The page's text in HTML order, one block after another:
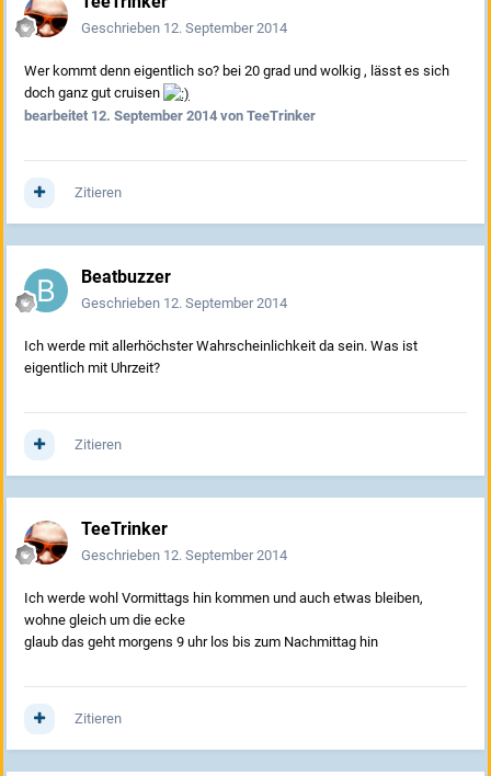
Geschrieben 12. September 2014
Wer kommt denn eigentlich so? bei 20 grad und wolkig , lässt es sich
doch ganz gut cruisen
bearbeitet 12. September 2014 von TeeTrinker
Zitieren
Beatbuzzer
Geschrieben 12. September 2014
Ich werde mit allerhöchster Wahrscheinlichkeit da sein. Was ist
eigentlich mit Uhrzeit?
Zitieren
TeeTrinker
Geschrieben 12. September 2014
Ich werde wohl Vormittags hin kommen und auch etwas bleiben,
wohne gleich um die ecke
glaub das geht morgens 9 uhr los bis zum Nachmittag hin
Zitieren